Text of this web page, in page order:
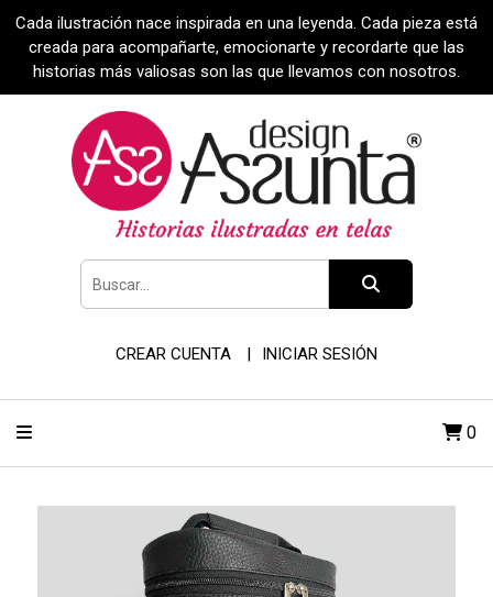
Cada ilustración nace inspirada en una leyenda. Cada pieza está
creada para acompañarte, emocionarte y recordarte que las
historias más valiosas son las que llevamos con nosotros.
CREAR CUENTA INICIAR SESIÓN
0